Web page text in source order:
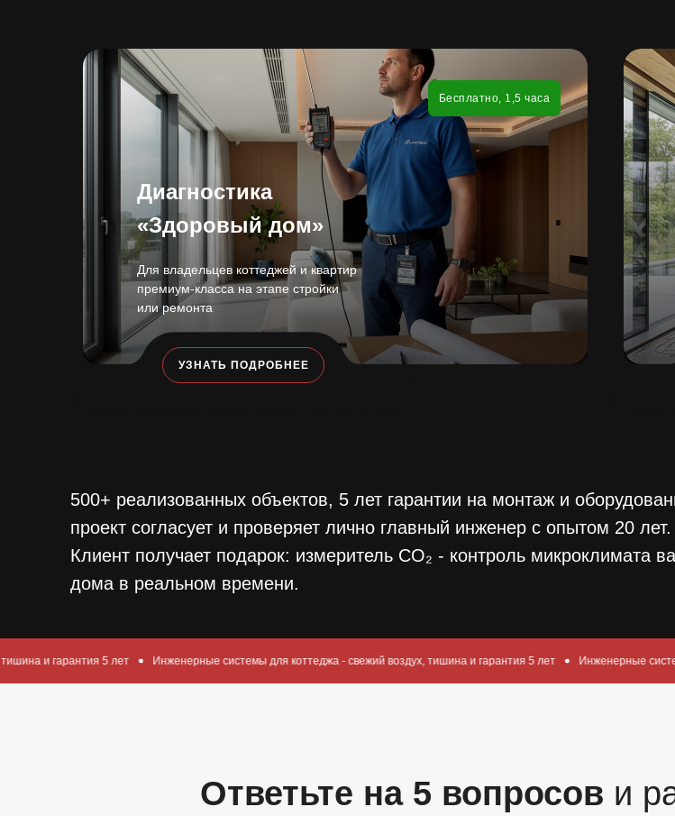
Диагностика
«Здоровый дом»
Для владельцев коттеджей и квартир
премиум-класса на этапе стройки
или ремонта
Бесплатно, 1,5 часа
УЗНАТЬ ПОДРОБНЕЕ
500+ реализованных объектов, 5 лет гарантии на монтаж и
проект согласует и проверяет лично главный инженер с опытом 20 лет.
Клиент получает подарок: измеритель CO₂ - контроль микроклимата
дома в реальном времени.
5 лет Инженерные системы для коттеджа - свежий воздух, тишина и гарантия 5 лет Инженерные системы для коттеджа
Ответьте на 5 вопросов и